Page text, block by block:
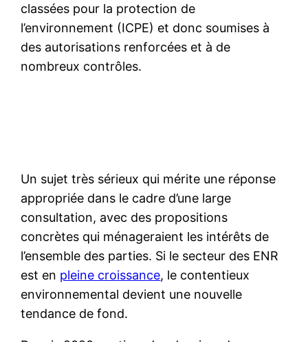
classées pour la protection de
l’environnement (ICPE) et donc soumises à
des autorisations renforcées et à de
nombreux contrôles.
Un sujet très sérieux qui mérite une réponse
appropriée dans le cadre d’une large
consultation, avec des propositions
concrètes qui ménageraient les intérêts de
l’ensemble des parties. Si le secteur des ENR
est en pleine croissance, le contentieux
environnemental devient une nouvelle
tendance de fond.